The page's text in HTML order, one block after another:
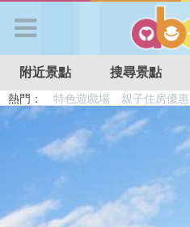
APP登入
首 頁
搜尋景點
附近景點 搜尋景點
熱門： 特色遊戲場 親子住房優惠
溜滑梯民宿
觀光工廠